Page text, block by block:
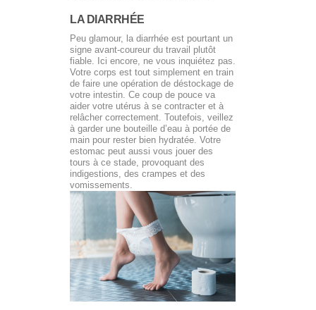
LA DIARRHÉE
Peu glamour, la diarrhée est pourtant un
signe avant-coureur du travail plutôt
fiable. Ici encore, ne vous inquiétez pas.
Votre corps est tout simplement en train
de faire une opération de déstockage de
votre intestin. Ce coup de pouce va
aider votre utérus à se contracter et à
relâcher correctement. Toutefois, veillez
à garder une bouteille d’eau à portée de
main pour rester bien hydratée. Votre
estomac peut aussi vous jouer des
tours à ce stade, provoquant des
indigestions, des crampes et des
vomissements.